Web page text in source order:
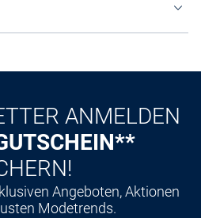
ANMELDEN
Angeboten, Aktionen
Modetrends.